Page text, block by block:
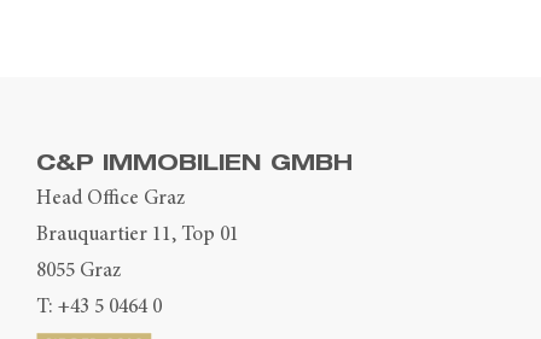
C&P IMMOBILIEN GMBH
Head Office Graz
Brauquartier 11, Top 01
8055 Graz
T: +43 5 0464 0